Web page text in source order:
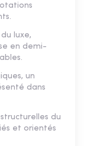
luxe,
en demi-
un
dans
du
et orientés